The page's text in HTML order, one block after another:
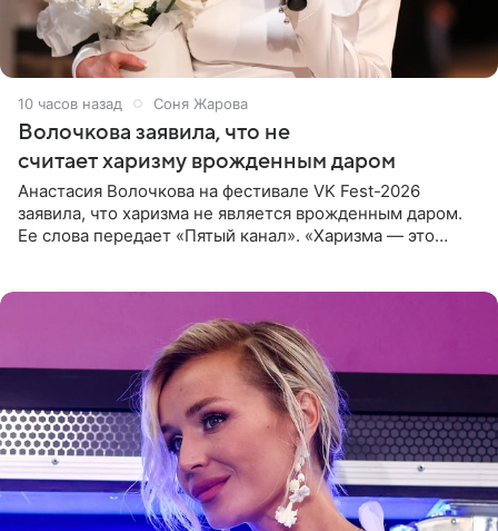
10 часов назад Соня Жарова
Волочкова заявила, что не
считает харизму врожденным даром
Анастасия Волочкова на фестивале VK Fest-2026
заявила, что харизма не является врожденным даром.
Ее слова передает «Пятый канал». «Харизма — это